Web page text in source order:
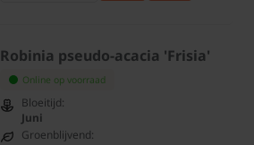
Robinia pseudo-acacia 'Frisia'
Online op voorraad
Bloeitijd:
Juni
Groenblijvend: